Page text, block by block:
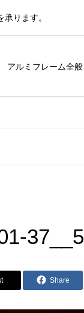
ります。
アルミフレーム全般
37__5
Share